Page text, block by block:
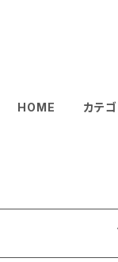
HOME カテゴ